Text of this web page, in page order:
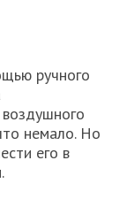
ручного
немало. Но
его в